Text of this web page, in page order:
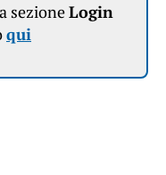
sezioneLogin
qui